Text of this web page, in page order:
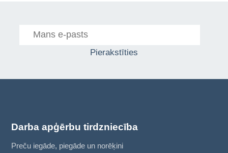
Pierakstīties
Darba apģērbu tirdzniecība
Preču iegāde, piegāde un norēķini